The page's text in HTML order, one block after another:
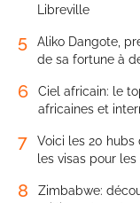
Libreville
5
Aliko Dangote,
de sa fortune à
6
Ciel africain: le
africaines et
7
Voici les 20 hubs
les visas pour
8
Zimbabwe: